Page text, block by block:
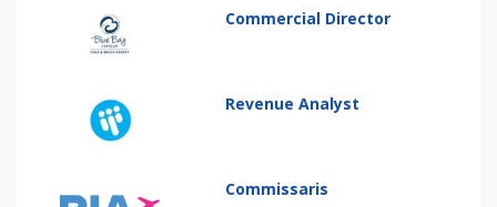
Commercial Director
Revenue Analyst
Commissaris